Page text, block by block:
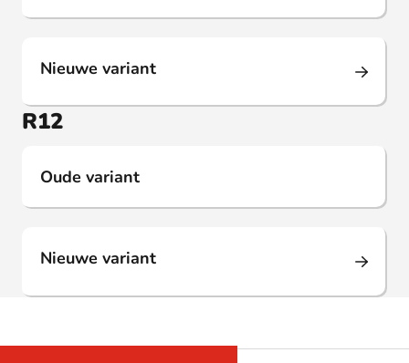
Nieuwe variant
R12
Oude variant
Nieuwe variant